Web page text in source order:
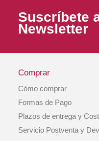
Suscríbete
Newsletter
Comprar
Cómo comprar
Formas de Pago
Plazos de entrega y
Servicio Postventa y